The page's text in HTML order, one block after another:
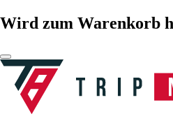
Wird zum Warenkorb